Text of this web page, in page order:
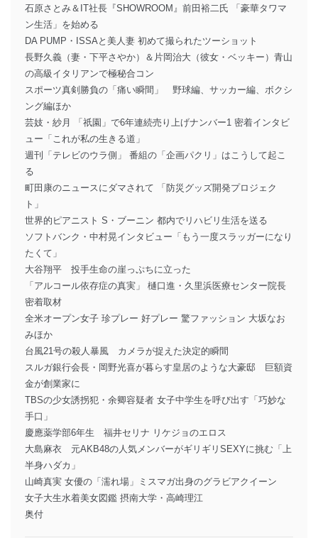
石原さとみ＆IT社長『SHOWROOM』前田裕二氏 「豪華タワマ
ン生活」を始める
DA PUMP・ISSAと美人妻 初めて撮られたツーショット
長野久義（妻・下平さやか）＆片岡治大（彼女・ベッキー）青山
の高級イタリアンで極秘合コン
スポーツ真剣勝負の「痛い瞬間」 野球編、サッカー編、ボクシ
ング編ほか
芸妓・紗月 「祇園」で6年連続売り上げナンバー1 密着インタビ
ュー「これが私の生きる道」
週刊「テレビのウラ側」 番組の「企画パクリ」はこうして起こ
る
町田康のニュースにダマされて 「防災グッズ開発プロジェク
ト」
世界的ピアニスト S・ブーニン 都内でリハビリ生活を送る
ソフトバンク・中村晃インタビュー「もう一度スラッガーになり
たくて」
大谷翔平 投手生命の崖っぷちに立った
「アルコール依存症の真実」 樋口進・久里浜医療センター院長
密着取材
全米オープン女子 珍プレー 好プレー 驚ファッション 大坂なお
みほか
台風21号の殺人暴風 カメラが捉えた決定的瞬間
スルガ銀行会長・岡野光喜が暮らす皇居のような大豪邸 巨額資
金が創業家に
TBSの少女誘拐犯・余卿容疑者 女子中学生を呼び出す「巧妙な
手口」
慶應薬学部6年生 福井セリナ リケジョのエロス
大島麻衣 元AKB48の人気メンバーがギリギリSEXYに挑む「上
半身ハダカ」
山崎真実 女優の「濡れ場」ミスマガ出身のグラビアクイーン
女子大生水着美女図鑑 摂南大学・高崎理江
奥付